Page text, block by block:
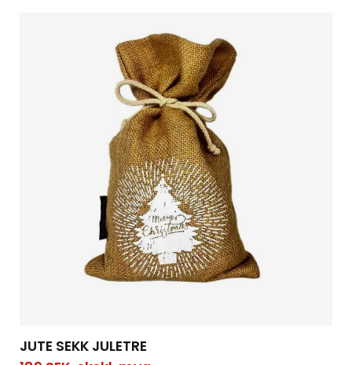
JUTE SEKK JULETRE